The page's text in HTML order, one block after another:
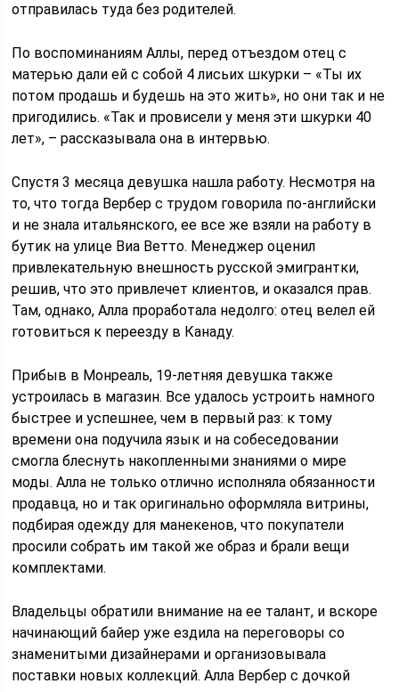
отправилась туда без родителей.
По воспоминаниям Аллы, перед отъездом отец с
матерью дали ей с собой 4 лисьих шкурки – «Ты их
потом продашь и будешь на это жить», но они так и не
пригодились. «Так и провисели у меня эти шкурки 40
лет», – рассказывала она в интервью.
Спустя 3 месяца девушка нашла работу. Несмотря на
то, что тогда Вербер с трудом говорила по-английски
и не знала итальянского, ее все же взяли на работу в
бутик на улице Виа Ветто. Менеджер оценил
привлекательную внешность русской эмигрантки,
решив, что это привлечет клиентов, и оказался прав.
Там, однако, Алла проработала недолго: отец велел ей
готовиться к переезду в Канаду.
Прибыв в Монреаль, 19-летняя девушка также
устроилась в магазин. Все удалось устроить намного
быстрее и успешнее, чем в первый раз: к тому
времени она подучила язык и на собеседовании
смогла блеснуть накопленными знаниями о мире
моды. Алла не только отлично исполняла обязанности
продавца, но и так оригинально оформляла витрины,
подбирая одежду для манекенов, что покупатели
просили собрать им такой же образ и брали вещи
комплектами.
Владельцы обратили внимание на ее талант, и вскоре
начинающий байер уже ездила на переговоры со
знаменитыми дизайнерами и организовывала
поставки новых коллекций. Алла Вербер с дочкой